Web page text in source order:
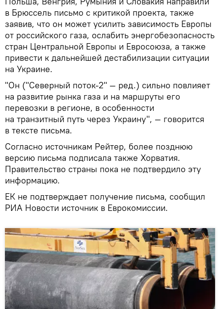
в Брюссель письмо с критикой проекта, также
заявив, что он может усилить зависимость Европы
от российского газа, ослабить энергобезопасность
стран Центральной Европы и Евросоюза, а также
привести к дальнейшей дестабилизации ситуации
на Украине.
"Он ("Северный поток-2" — ред.) сильно повлияет
на развитие рынка газа и на маршруты его
перевозки в регионе, в особенности
на транзитный путь через Украину", — говорится
в тексте письма.
Согласно источникам Рейтер, более позднюю
версию письма подписала также Хорватия.
Правительство страны пока не подтвердило эту
информацию.
ЕК не подтверждает получение письма, сообщил
РИА Новости источник в Еврокомиссии.